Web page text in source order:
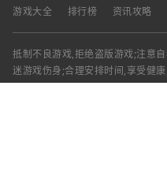
游戏大全 排行榜 资讯攻略
抵制不良游戏,拒绝盗版游戏;注意
迷游戏伤身;合理安排时间,享受健